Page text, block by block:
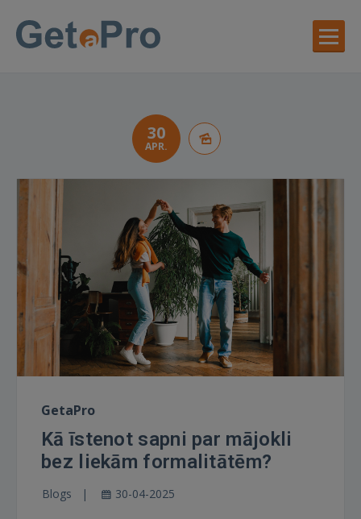
30
APR.
GetaPro
Kā īstenot sapni par mājokli
bez liekām formalitātēm?
Blogs 30-04-2025